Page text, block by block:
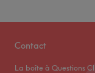
Contact
La boîte à Questions